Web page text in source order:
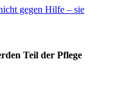
Teil der Pflege